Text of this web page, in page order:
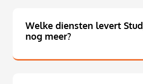
Welke diensten levert
nog meer?